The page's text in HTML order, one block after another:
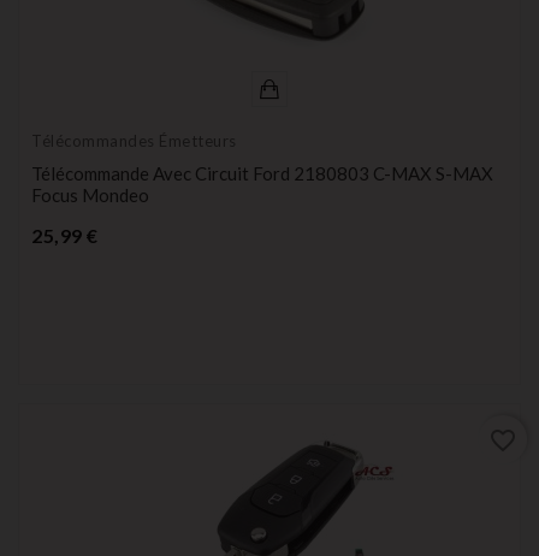
Télécommandes Émetteurs
Télécommande Avec Circuit Ford 2180803 C-MAX S-MAX
Focus Mondeo
25,99 €